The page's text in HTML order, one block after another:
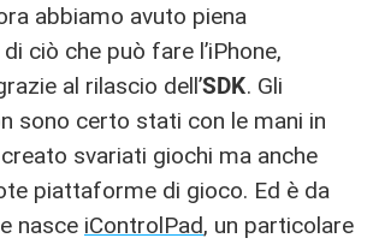
abbiamo avuto piena
ciò che può fare l’iPhone,
al rilascio dell’SDK. Gli
sono certo stati con le mani in
svariati giochi ma anche
piattaforme di gioco. Ed è da
nasce iControlPad, un particolare